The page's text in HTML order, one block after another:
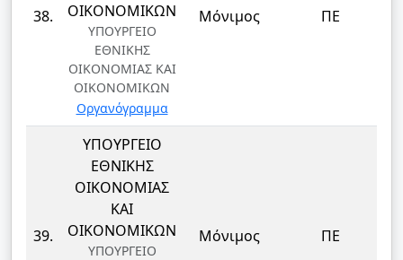
38.
ΟΙΚΟΝΟΜΙΚΩΝ
ΥΠΟΥΡΓΕΙΟ
ΕΘΝΙΚΗΣ
ΟΙΚΟΝΟΜΙΑΣ ΚΑΙ
ΟΙΚΟΝΟΜΙΚΩΝ
Οργανόγραμμα
Μόνιμος ΠΕ
39.
ΥΠΟΥΡΓΕΙΟ
ΕΘΝΙΚΗΣ
ΟΙΚΟΝΟΜΙΑΣ
ΚΑΙ
ΟΙΚΟΝΟΜΙΚΩΝ
ΥΠΟΥΡΓΕΙΟ
Μόνιμος ΠΕ